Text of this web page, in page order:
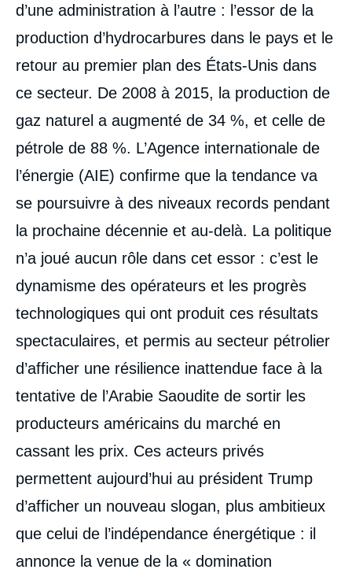
d’une administration à l’autre : l’essor de la
production d’hydrocarbures dans le pays et le
retour au premier plan des États-Unis dans
ce secteur. De 2008 à 2015, la production de
gaz naturel a augmenté de 34 %, et celle de
pétrole de 88 %. L’Agence internationale de
l’énergie (AIE) confirme que la tendance va
se poursuivre à des niveaux records pendant
la prochaine décennie et au-delà. La politique
n’a joué aucun rôle dans cet essor : c’est le
dynamisme des opérateurs et les progrès
technologiques qui ont produit ces résultats
spectaculaires, et permis au secteur pétrolier
d’afficher une résilience inattendue face à la
tentative de l’Arabie Saoudite de sortir les
producteurs américains du marché en
cassant les prix. Ces acteurs privés
permettent aujourd’hui au président Trump
d’afficher un nouveau slogan, plus ambitieux
que celui de l’indépendance énergétique : il
annonce la venue de la « domination